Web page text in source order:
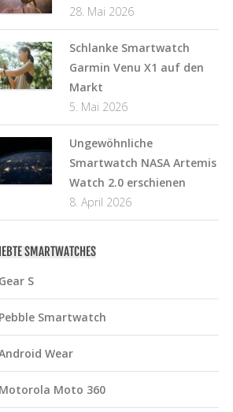
28. Mai 2026
Schlanke Smartwatch
Garmin Venu X1 auf den
Markt
5. Mai 2026
Ungewöhnliche
Smartwatch NASA Artemis
Watch 2.0 erschienen
8. April 2026
SMARTWATCHES
Gear S
Pebble Smartwatch
Wear
Motorola Moto 360